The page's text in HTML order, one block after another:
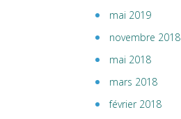
mai 2019
novembre 2018
mai 2018
mars 2018
février 2018